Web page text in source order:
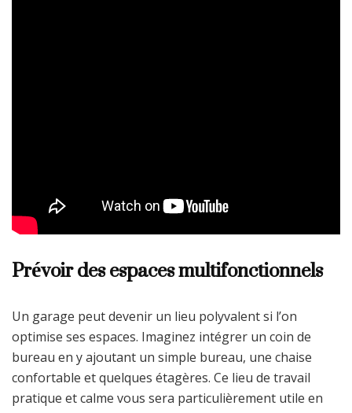
Prévoir des espaces multifonctionnels
Un garage peut devenir un lieu polyvalent si l’on
optimise ses espaces. Imaginez intégrer un coin de
bureau en y ajoutant un simple bureau, une chaise
confortable et quelques étagères. Ce lieu de travail
pratique et calme vous sera particulièrement utile en